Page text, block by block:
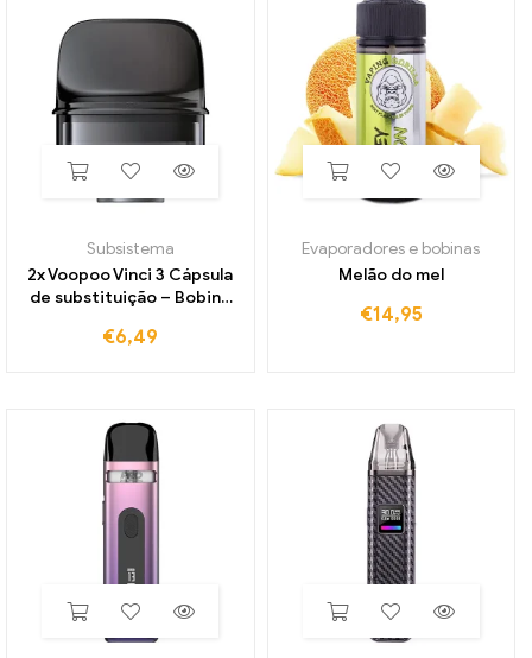
Subsistema
2x Voopoo Vinci 3 Cápsula
de substituição – Bobina
€6,49
Evaporadores e bobinas
Melão do mel
€14,95